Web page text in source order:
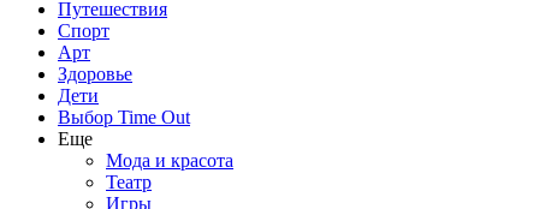
Путешествия
Спорт
Арт
Здоровье
Дети
Выбор Time Out
Еще
Мода и красота
Театр
Игры